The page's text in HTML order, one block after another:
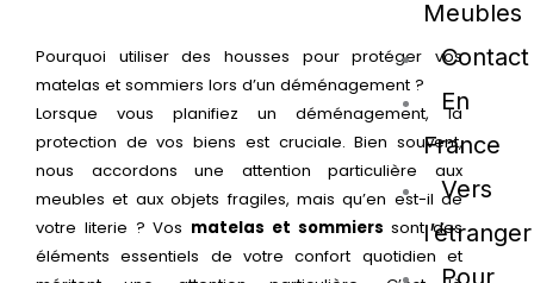
Meubles
Contact
En
France
Vers
l’étranger
Pour
Pourquoi utiliser des housses pour protéger vos
matelas et sommiers lors d’un déménagement ?
Lorsque vous planifiez un déménagement, la
protection de vos biens est cruciale. Bien souvent,
nous accordons une attention particulière aux
meubles et aux objets fragiles, mais qu’en est-il de
votre literie ? Vos matelas et sommiers sont des
éléments essentiels de votre confort quotidien et